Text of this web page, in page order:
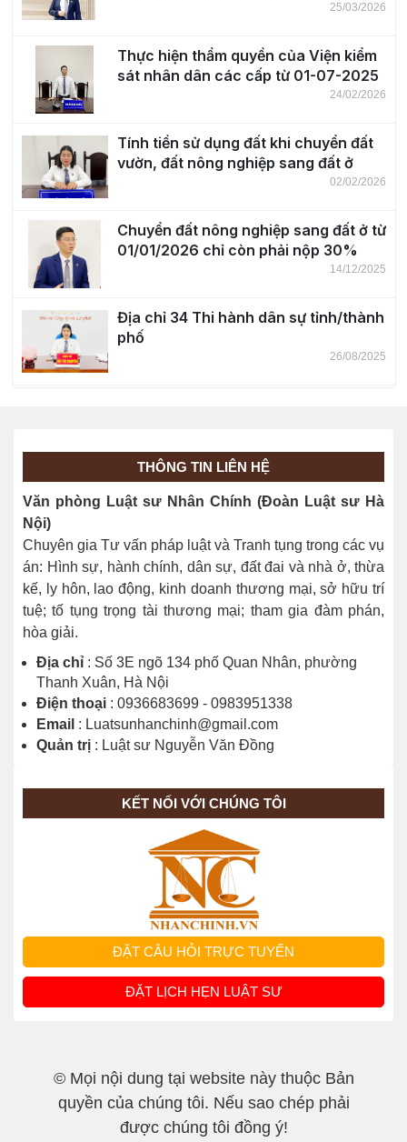
25/03/2026
Thực hiện thẩm quyền của Viện kiểm
sát nhân dân các cấp từ 01-07-2025
24/02/2026
Tính tiền sử dụng đất khi chuyển đất
vườn, đất nông nghiệp sang đất ở
02/02/2026
Chuyển đất nông nghiệp sang đất ở từ
01/01/2026 chỉ còn phải nộp 30%
14/12/2025
Địa chỉ 34 Thi hành dân sự tỉnh/thành
phố
26/08/2025
Thành lập 23 Viện kiểm sát nhân dân
cấp tỉnh
THÔNG TIN LIÊN HỆ
Văn phòng Luật sư Nhân Chính (Đoàn Luật sư Hà
Nội)
Chuyên gia Tư vấn pháp luật và Tranh tụng trong các vụ
án: Hình sự, hành chính, dân sự, đất đai và nhà ở, thừa
kế, ly hôn, lao động, kinh doanh thương mại, sở hữu trí
tuệ; tố tụng trọng tài thương mại; tham gia đàm phán,
hòa giải.
Địa chỉ : Số 3E ngõ 134 phố Quan Nhân, phường
Thanh Xuân, Hà Nội
Điện thoại : 0936683699 - 0983951338
Email : Luatsunhanchinh@gmail.com
Quản trị : Luật sư Nguyễn Văn Đồng
KẾT NỐI VỚI CHÚNG TÔI
ĐẶT CÂU HỎI TRỰC TUYẾN
ĐẶT LỊCH HẸN LUẬT SƯ
© Mọi nội dung tại website này thuộc Bản
quyền của chúng tôi. Nếu sao chép phải
được chúng tôi đồng ý!